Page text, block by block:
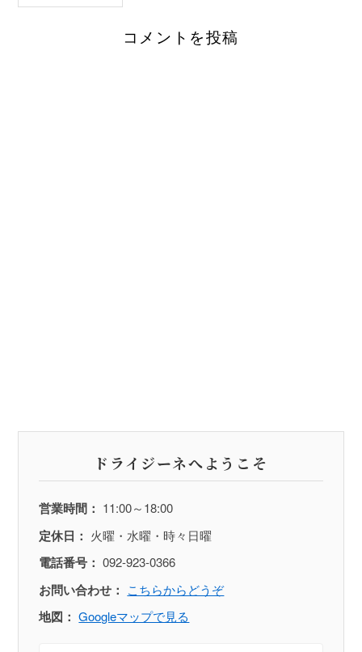
コメントを投稿
ドライジーネへようこそ
営業時間： 11:00～18:00
定休日： 火曜・水曜・時々日曜
電話番号： 092-923-0366
お問い合わせ： こちらからどうぞ
地図： Googleマップで見る